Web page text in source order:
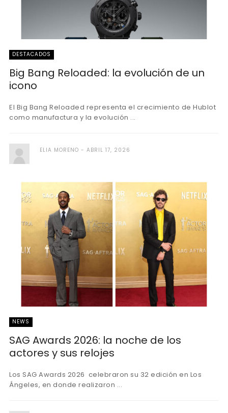
DESTACADOS
Big Bang Reloaded: la evolución de un
icono
El Big Bang Reloaded representa el crecimiento de Hublot
como manufactura y la evolución ...
ELIA MORENO ABRIL 17, 2026
NEWS
SAG Awards 2026: la noche de los
actores y sus relojes
Los SAG Awards 2026 celebraron su 32 edición en Los
Ángeles, en donde realizaron ...